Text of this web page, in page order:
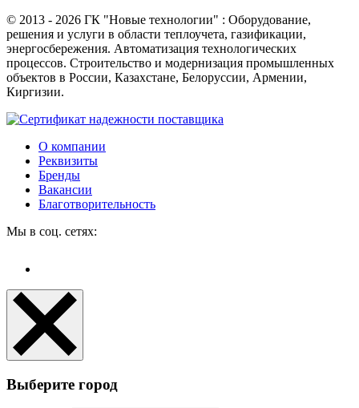
© 2013 - 2026 ГК "Новые технологии" : Оборудование,
решения и услуги в области теплоучета, газификации,
энергосбережения. Автоматизация технологических
процессов. Строительство и модернизация промышленных
объектов в России, Казахстане, Белоруссии, Армении,
Киргизии.
О компании
Реквизиты
Бренды
Вакансии
Благотворительность
Мы в соц. сетях:
Выберите город